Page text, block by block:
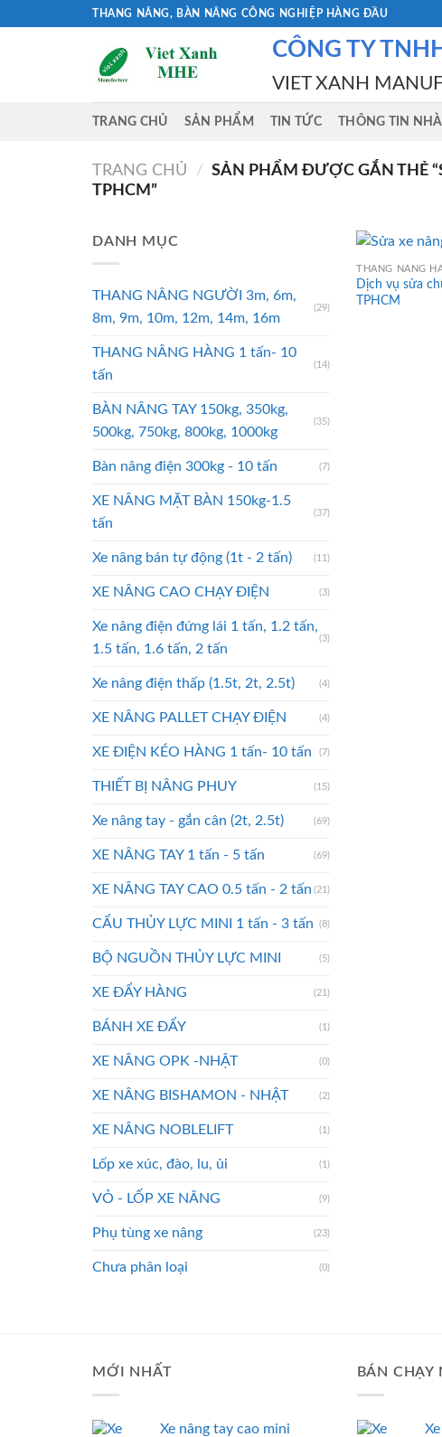
THANG NÂNG, BÀN NÂNG CÔNG NGHIỆP HÀNG ĐẦU
CÔNG TY
VIET XANH
TRANG CHỦ SẢN PHẨM TIN TỨC THÔNG TIN
TRANG CHỦ / SẢN PHẨM ĐƯỢC GẮN THẺ
TPHCM”
DANH MỤC
THANG NÂNG NGƯỜI 3m, 6m,
8m, 9m, 10m, 12m, 14m, 16m
(29)
THANG NÂNG HÀNG 1 tấn- 10
tấn
(14)
BÀN NÂNG TAY 150kg, 350kg,
500kg, 750kg, 800kg, 1000kg
(35)
Bàn nâng điện 300kg - 10 tấn (7)
XE NÂNG MẶT BÀN 150kg-1.5
tấn
(37)
Xe nâng bán tự động (1t - 2 tấn) (11)
XE NÂNG CAO CHẠY ĐIỆN (3)
Xe nâng điện đứng lái 1 tấn, 1.2 tấn,
1.5 tấn, 1.6 tấn, 2 tấn
(3)
Xe nâng điện thấp (1.5t, 2t, 2.5t) (4)
XE NÂNG PALLET CHẠY ĐIỆN (4)
XE ĐIỆN KÉO HÀNG 1 tấn- 10 tấn (7)
THIẾT BỊ NÂNG PHUY (15)
Xe nâng tay - gắn cân (2t, 2.5t) (69)
XE NÂNG TAY 1 tấn - 5 tấn (69)
XE NÂNG TAY CAO 0.5 tấn - 2 tấn (21)
CẨU THỦY LỰC MINI 1 tấn - 3 tấn (8)
BỘ NGUỒN THỦY LỰC MINI (5)
XE ĐẨY HÀNG (21)
BÁNH XE ĐẨY (1)
XE NÂNG OPK -NHẬT (0)
XE NÂNG BISHAMON - NHẬT (2)
XE NÂNG NOBLELIFT (1)
Lốp xe xúc, đào, lu, ủi (1)
VỎ - LỐP XE NÂNG (9)
Phụ tùng xe nâng (23)
Chưa phân loại (0)
THANG NÂNG
Dịch vụ sửa
TPHCM
MỚI NHẤT
Xe nâng tay cao mini
BÁN CHẠY